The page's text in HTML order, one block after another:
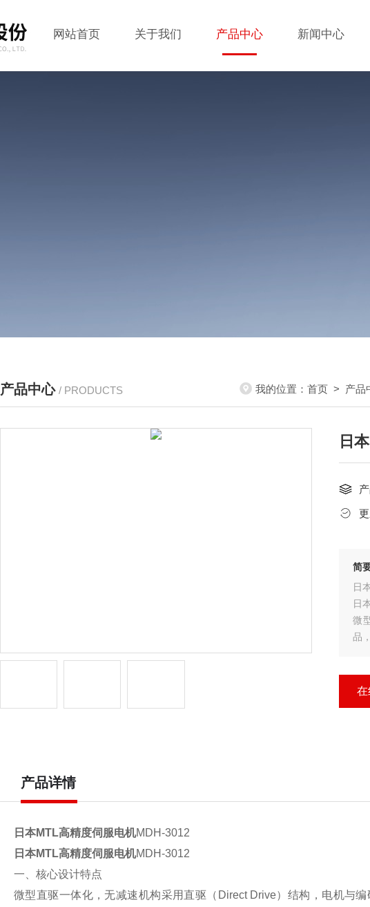
网站首页 关于我们 产品中心 新闻中心
产品中心 / PRODUCTS 我的位置： 首页 > 产品
日
简
日
日
微
品
在
产品详情
日本MTL高精度伺服电机MDH-3012
日本MTL高精度伺服电机MDH-3012
一、核心设计特点
微型直驱一体化，无减速机构采用直驱（Direct Drive）结构，电机与